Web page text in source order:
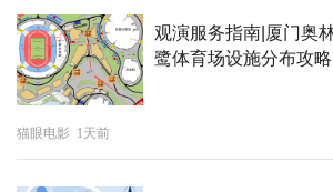
而是种智慧。他透露，毛毛眼常游离在
探们最大的难题。“真相往往蕴藏在很
同的眼睛和视野去发现它。”巧合的是
的马思纯和土豆同时圆了“配音梦”，作
沙溢，还趣称马思纯为“师姐”。三人现
让观众在笑声中感受角色抽象又鲜活的
观演服务指南|厦门奥
鹭体育场设施分布攻略
猫眼电影 1天前